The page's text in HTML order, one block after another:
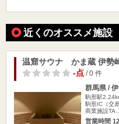
近くのオススメ施設
温窟サウナ かま蔵 伊勢
-点/ 0 件
群馬県 /
駒形駅
駒形IC（交
商業施設TA…
営業時間